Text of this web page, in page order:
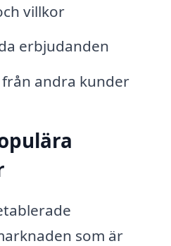
villkor
erbjudanden
andra kunder
som är